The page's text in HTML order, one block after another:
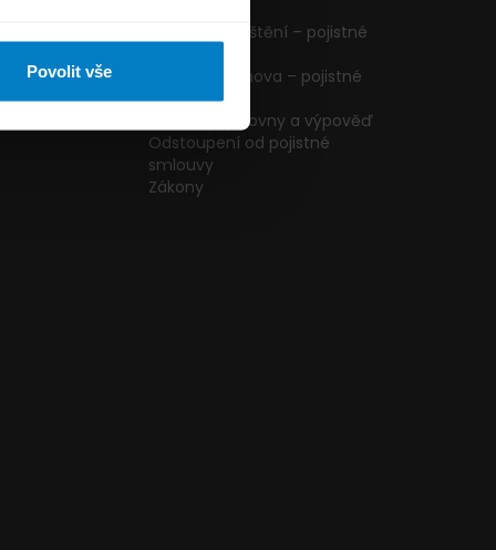
Povolit vše
Cestovní pojištění – pojistné
Pojištění domova – pojistné
podmínky
Změna pojišťovny a výpověď
Odstoupení od pojistné
smlouvy
Zákony